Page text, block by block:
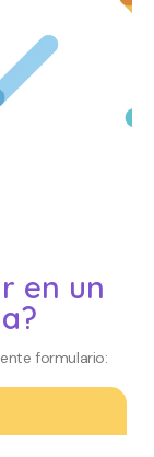
en un
formulario: